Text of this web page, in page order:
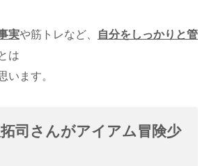
実や筋トレなど、
自分をしっかりと管
は
います。
司さんがアイアム冒険少